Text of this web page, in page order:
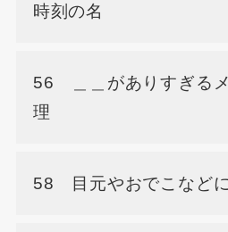
時刻の名
56 ＿＿がありすぎる
理
58 目元やおでこなど